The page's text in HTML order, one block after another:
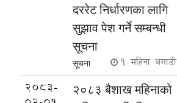
दररेट निर्धारणका लागि
सुझाव पेश गर्ने सम्बन्धी
सूचना
सूचना 1 महिना अगाडी
2083-
२०८३ बैशाख महिनाको